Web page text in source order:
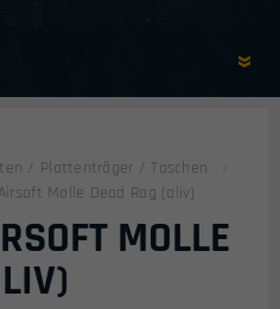
/ Plattenträger / Taschen
Molle Dead Rag (oliv)
MOLLE